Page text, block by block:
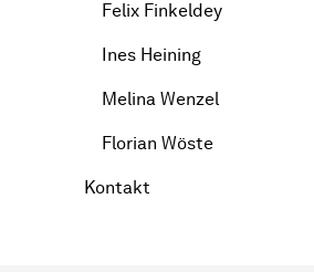
Felix Finkeldey
Ines Heining
Melina Wenzel
Florian Wöste
Kontakt